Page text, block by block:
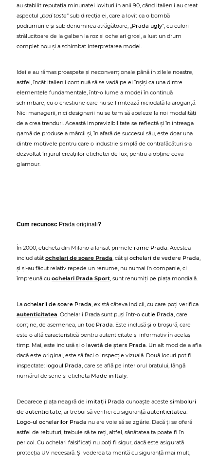
au stabilit reputația minunatei lovituri în anii 90, când italienii au creat
aspectul „bad taste” sub direcția ei, care a lovit ca o bombă
podiumurile și sub denumirea atrăgătoare, „Prada ugly”, cu culori
strălucitoare de la galben la roz și ochelari groși, a luat un drum
complet nou și a schimbat interpretarea modei.
Ideile au rămas proaspete și neconvenționale până în zilele noastre,
astfel, încât italienii continuă să se vadă pe ei înșiși ca una dintre
elementele fundamentale, într-o lume a modei în continuă
schimbare, cu o chestiune care nu se limitează niciodată la aroganță.
Nici managerii, nici designerii nu se tem să apeleze la noi modalități
de a crea trenduri. Această imprevizibilitate se reflectă și în întreaga
gamă de produse a mărcii și, în afară de succesul său, este doar una
dintre motivele pentru care o industrie simplă de contrafăcături s-a
dezvoltat în jurul creațiilor etichetei de lux, pentru a obține ceva
glamour.
Cum recunosc Prada originali?
În 2000, eticheta din Milano a lansat primele rame Prada. Acestea
includ atât ochelari de soare Prada, cât și ochelari de vedere Prada,
și și-au făcut relativ repede un renume, nu numai în companie, ci
împreună cu ochelari Prada Sport, sunt renumiți pe piața mondială.
La ochelarii de soare Prada, există câteva indicii, cu care poți verifica
autenticitatea. Ochelarii Prada sunt puși într-o cutie Prada, care
conține, de asemenea, un toc Prada. Este inclusă și o broșură, care
este o altă caracteristică pentru autenticitate și informativ în același
timp. Mai, este inclusă și o lavetă de șters Prada. Un alt mod de a afla
dacă este original, este să faci o inspecție vizuală. Două locuri pot fi
inspectate: logoul Prada, care se află pe interiorul brațului, lângă
numărul de serie și eticheta Made in Italy.
Deoarece piața neagră de imitații Prada cunoaște aceste simboluri
de autenticitate, ar trebui să verifici cu siguranță autenticitatea.
Logo-ul ochelarilor Prada nu are voie să se zgârie. Dacă ți se oferă
astfel de rebuturi, trebuie să te reți, altfel, sănătatea ta poate fi în
pericol. Cu ochelari falsificați nu poți fi sigur, dacă este asigurată
protecția UV necesară. Și vederea ta merită cu siguranță mai mult,